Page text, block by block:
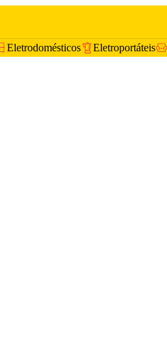
Eletrodomésticos Eletroportáteis